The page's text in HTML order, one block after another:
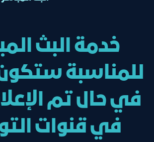
خدمة البث
للمناسبة
في حال تم
في قنوات